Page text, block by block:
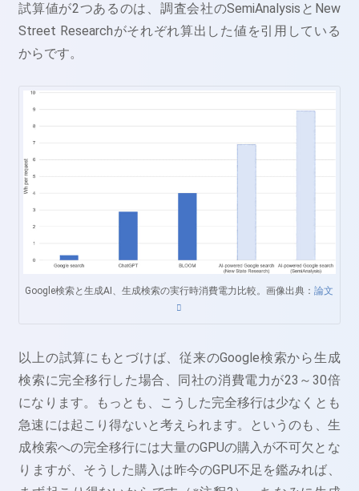
試算値が2つあるのは、調査会社のSemiAnalysisとNew
Street Researchがそれぞれ算出した値を引用している
からです。
Google検索と生成AI、生成検索の実行時消費電力比較。画像出典：論文
以上の試算にもとづけば、従来のGoogle検索から生成
検索に完全移行した場合、同社の消費電力が23～30倍
になります。もっとも、こうした完全移行は少なくとも
急速には起こり得ないと考えられます。というのも、生
成検索への完全移行には大量のGPUの購入が不可欠とな
りますが、そうした購入は昨今のGPU不足を鑑みれば、